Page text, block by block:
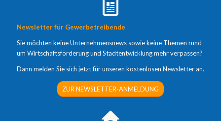
Newsletter für Gewerbetreibende
Sie möchten keine Unternehmensnews sowie keine Themen rund
um Wirtschaftsförderung und Stadtentwicklung mehr verpassen?
Dann melden Sie sich jetzt für unseren kostenlosen Newsletter an.
ZUR NEWSLETTER-ANMELDUNG